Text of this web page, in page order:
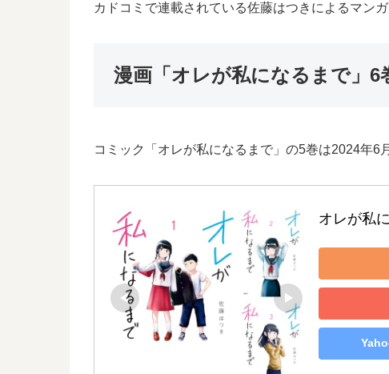
カドコミで連載されている佐藤はつきによるマン
漫画「オレが私になるまで」6
コミック「オレが私になるまで」の5巻は2024年6
オレが私